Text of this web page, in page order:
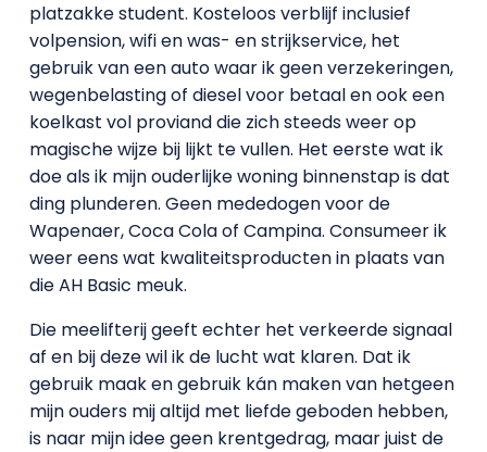
platzakke student. Kosteloos verblijf inclusief
volpension, wifi en was- en strijkservice, het
gebruik van een auto waar ik geen verzekeringen,
wegenbelasting of diesel voor betaal en ook een
koelkast vol proviand die zich steeds weer op
magische wijze bij lijkt te vullen. Het eerste wat ik
doe als ik mijn ouderlijke woning binnenstap is dat
ding plunderen. Geen mededogen voor de
Wapenaer, Coca Cola of Campina. Consumeer ik
weer eens wat kwaliteitsproducten in plaats van
die AH Basic meuk.
Die meelifterij geeft echter het verkeerde signaal
af en bij deze wil ik de lucht wat klaren. Dat ik
gebruik maak en gebruik kán maken van hetgeen
mijn ouders mij altijd met liefde geboden hebben,
is naar mijn idee geen krentgedrag, maar juist de